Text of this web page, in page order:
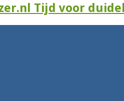
Tijd voor